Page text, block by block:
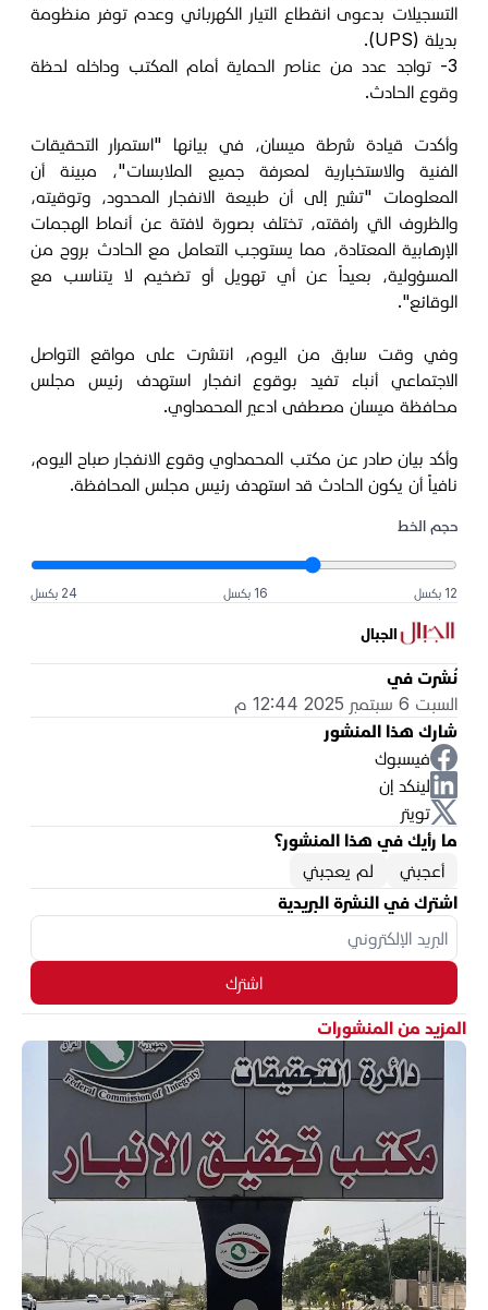
التسجيلات بدعوى انقطاع التيار الكهربائي وعدم توفر منظومة
بديلة (UPS).
3- تواجد عدد من عناصر الحماية أمام المكتب وداخله لحظة
وقوع الحادث.
وأكدت قيادة شرطة ميسان، في بيانها "استمرار التحقيقات
الفنية والاستخبارية لمعرفة جميع الملابسات"، مبينة أن
المعلومات "تشير إلى أن طبيعة الانفجار المحدود، وتوقيته،
والظروف التي رافقته، تختلف بصورة لافتة عن أنماط الهجمات
الإرهابية المعتادة، مما يستوجب التعامل مع الحادث بروح من
المسؤولية، بعيداً عن أي تهويل أو تضخيم لا يتناسب مع
الوقائع".
وفي وقت سابق من اليوم، انتشرت على مواقع التواصل
الاجتماعي أنباء تفيد بوقوع انفجار استهدف رئيس مجلس
محافظة ميسان مصطفى ادعير المحمداوي.
وأكد بيان صادر عن مكتب المحمداوي وقوع الانفجار صباح اليوم،
نافياً أن يكون الحادث قد استهدف رئيس مجلس المحافظة.
حجم الخط
12 بكسل 16 بكسل 24 بكسل
الجبال
نُشرت في
السبت 6 سبتمبر 2025 12:44 م
شارك هذا المنشور
فيسبوك
لينكد إن
تويتر
ما رأيك في هذا المنشور؟
أعجبني
لم يعجبني
اشترك في النشرة البريدية
اشترك
المزيد من المنشورات